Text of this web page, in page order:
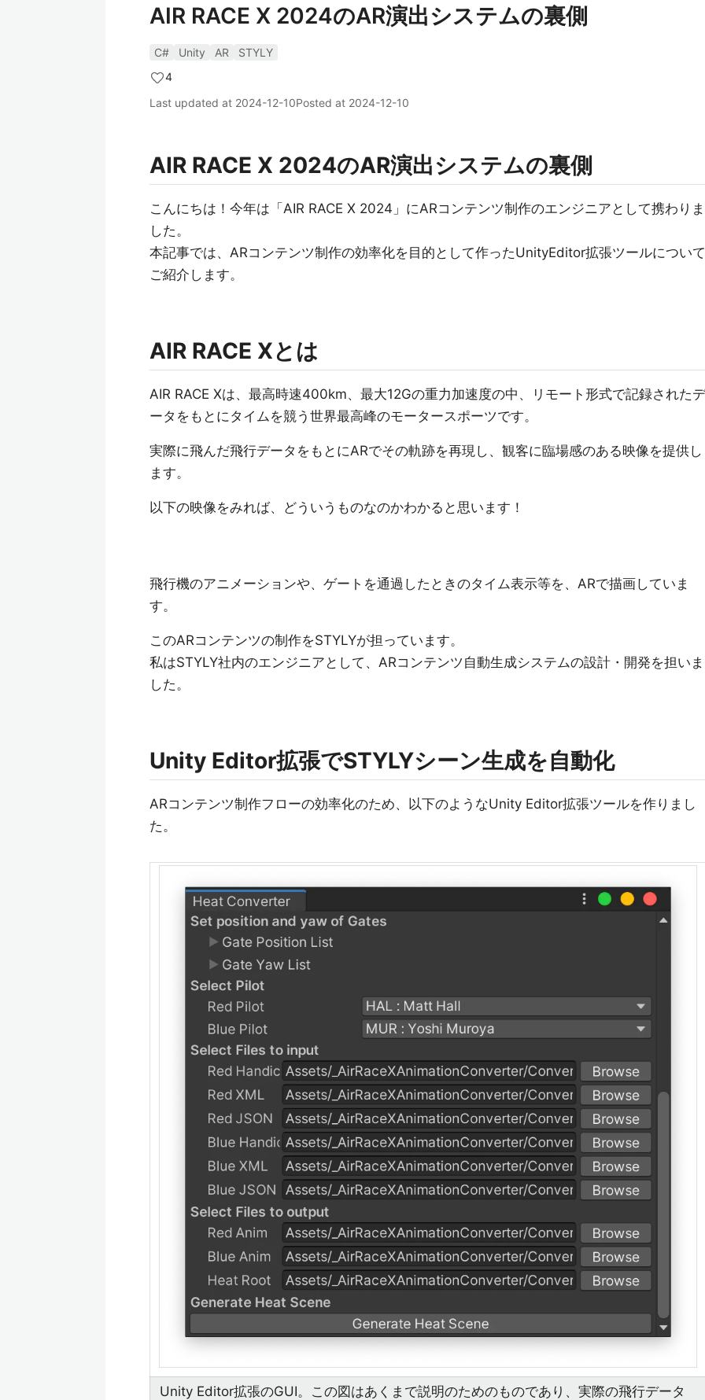
AIR RACE X 2024のAR演出システムの裏側
C# Unity AR
STYLY
4
Last updated at 2024-12-10Posted at 2024-12-10
AIR RACE X 2024のAR演出システムの裏側
こんにちは！今年は「AIR RACE X 2024」にARコンテンツ制作のエンジニアとして携わりま
した。
本記事では、ARコンテンツ制作の効率化を目的として作ったUnityEditor拡張ツールについて
ご紹介します。
AIR RACE Xとは
AIR RACE Xは、最高時速400km、最大12Gの重力加速度の中、リモート形式で記録されたデ
ータをもとにタイムを競う世界最高峰のモータースポーツです。
実際に飛んだ飛行データをもとにARでその軌跡を再現し、観客に臨場感のある映像を提供し
ます。
以下の映像をみれば、どういうものなのかわかると思います！
飛行機のアニメーションや、ゲートを通過したときのタイム表示等を、ARで描画していま
す。
このARコンテンツの制作をSTYLYが担っています。
私はSTYLY社内のエンジニアとして、ARコンテンツ自動生成システムの設計・開発を担いま
した。
Unity Editor拡張でSTYLYシーン生成を自動化
ARコンテンツ制作フローの効率化のため、以下のようなUnity Editor拡張ツールを作りまし
た。
Unity Editor拡張のGUI。この図はあくまで説明のためのものであり、実際の飛行データ